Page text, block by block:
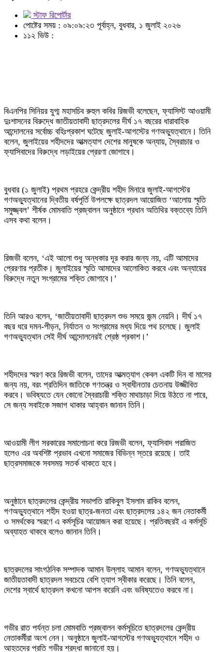
স্টাফ রিপোর্টার
পোষ্টের সময় : ০৯:০৯:২৩ পূর্বাহ্ন, বুধবার, ১ জুলাই ২০২৬
১১২ ভিউ :
বিএনপির সিনিয়র যুগ্ম মহাসচিব রুহুল কবির রিজভী বলেছেন, ফ্যাসিস্ট আওয়ামী
দুঃশাসনের বিরুদ্ধে জাতীয়তাবাদী ছাত্রদলের দীর্ঘ ১৭ বছরের ধারাবাহিক
আন্দোলনের সর্বোচ্চ বহিঃপ্রকাশ ঘটেছে জুলাই-আগস্টের গণঅভ্যুত্থানে। তিনি
বলেন, জুলাইয়ের শহীদদের আত্মত্যাগ দেশের মানুষকে অন্যায়, স্বৈরাচার ও
ফ্যাসিবাদের বিরুদ্ধে লড়াইয়ের প্রেরণা জোগাবে।
বুধবার (১ জুলাই) প্রথম প্রহরে কেন্দ্রীয় শহীদ মিনারে জুলাই-আগস্টের
গণঅভ্যুত্থানের দ্বিতীয় বর্ষপূর্তি উপলক্ষে ছাত্রদল আয়োজিত ‘আলোয় স্মৃতি
সমুজ্জ্বল’ শীর্ষক মোমবাতি প্রজ্বালন অনুষ্ঠানে প্রধান অতিথির বক্তব্যে তিনি
এসব কথা বলেন।
রিজভী বলেন, ‘এই আলো শুধু অন্ধকার দূর করার জন্য নয়, এটি আমাদের
প্রেরণার প্রতীক। জুলাইয়ের স্মৃতি আমাদের আলোকিত করবে এবং অন্যায়ের
বিরুদ্ধে নতুন সংগ্রামের শক্তি জোগাবে।’
তিনি আরও বলেন, ‘জাতীয়তাবাদী ছাত্রদল শুভ সময়ে জন্ম নেয়নি। দীর্ঘ ১৭
বছর ধরে দমন-পীড়ন, নির্যাতন ও সংগ্রামের মধ্য দিয়ে পথ চলেছে। জুলাই
গণঅভ্যুত্থান সেই দীর্ঘ আন্দোলনেরই শ্রেষ্ঠ প্রকাশ।’
শহীদদের স্মরণ করে রিজভী বলেন, তাদের আত্মত্যাগ কেবল একটি দিন বা মাসের
জন্য নয়, বরং প্রতিদিন জাতিকে গণতন্ত্র ও স্বাধীনতার চেতনায় উজ্জীবিত
করবে। ভবিষ্যতে যেন কোনো স্বৈরাচারী শক্তি মাথাচাড়া দিয়ে উঠতে না পারে,
সে জন্য সবাইকে সজাগ থাকার আহ্বান জানান তিনি।
আওয়ামী লীগ সরকারের সমালোচনা করে রিজভী বলেন, ফ্যাসিবাদ পরাজিত
হলেও এর অবশিষ্ট প্রভাব এখনো সমাজের বিভিন্ন স্তরে রয়েছে। তাই
ছাত্রসমাজকে সবসময় সতর্ক থাকতে হবে।
অনুষ্ঠানে ছাত্রদলের কেন্দ্রীয় সভাপতি রাকিবুল ইসলাম রাকিব বলেন,
গণঅভ্যুত্থানে শহীদ হওয়া ছাত্র-জনতা এবং ছাত্রদলের ১৪২ জন নেতাকর্মী
ও সমর্থকের স্মরণে এ কর্মসূচির আয়োজন করা হয়েছে। প্রতিবছরই এ কর্মসূচি
অব্যাহত থাকবে বলেও জানান তিনি।
ছাত্রদলের সাংগঠনিক সম্পাদক আমান উল্লাহ আমান বলেন, গণঅভ্যুত্থানে
জাতীয়তাবাদী ছাত্রদল সবচেয়ে বেশি ত্যাগ স্বীকার করেছে। তিনি বলেন,
দেশের স্বার্থে ছাত্রদল কখনো আপস করেনি এবং ভবিষ্যতেও করবে না।
গভীর রাত পর্যন্ত চলা মোমবাতি প্রজ্বালন কর্মসূচিতে ছাত্রদলের কেন্দ্রীয়
নেতাকর্মীরা অংশ নেন। অনুষ্ঠানে জুলাই-আগস্টের গণঅভ্যুত্থানে শহীদ ও
আহতদের প্রতি গভীর শ্রদ্ধা জানানো হয়।